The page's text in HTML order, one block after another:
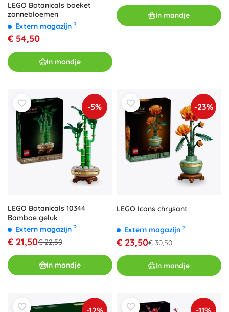
LEGO Botanicals boeket
zonnebloemen
Extern magazijn ?
€ 54,50
In mandje
In mandje
-5%
LEGO Botanicals 10344
Bamboe geluk
Extern magazijn ?
€ 21,50€ 22,50
In mandje
-23%
LEGO Icons chrysant
Extern magazijn ?
€ 23,50€ 30,50
In mandje